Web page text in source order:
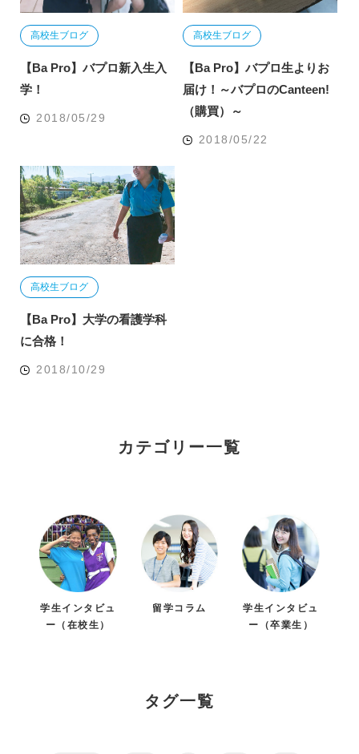
高校生ブログ
【Ba Pro】バプロ新入生入
学！
2018/05/29
高校生ブログ
【Ba Pro】バプロ生よりお
届け！～バプロのCanteen!
（購買）～
2018/05/22
高校生ブログ
【Ba Pro】大学の看護学科
に合格！
2018/10/29
カテゴリー一覧
学生インタビュ
ー（在校生）
留学コラム
学生インタビュ
ー（卒業生）
タグ一覧